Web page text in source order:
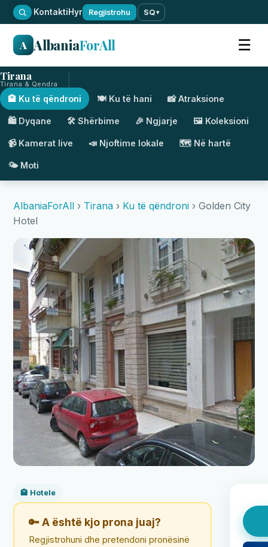
·KontaktiHyr Regjistrohu SQ▾
A AlbaniaForAll ☰
Tirana
Tirana & Qendra
🏨 Ku të qëndroni 🍽️ Ku të hani 📸 Atraksione
🛍️ Dyqane 🛠️ Shërbime 🎉 Ngjarje 🖼️ Koleksioni
📹 Kamerat live 📣 Njoftime lokale 🗺️ Në hartë
🌤️ Moti
AlbaniaForAll › Tirana › Ku të qëndroni › Golden City
Hotel
🏨 Hotele
🔑 A është kjo prona juaj?
Regjistrohuni dhe pretendoni pronësinë